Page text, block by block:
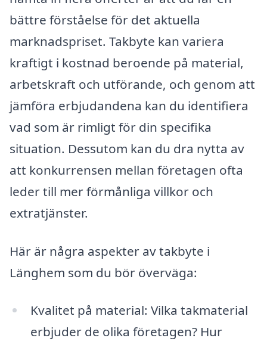
bättre förståelse för det aktuella
marknadspriset. Takbyte kan variera
kraftigt i kostnad beroende på material,
arbetskraft och utförande, och genom att
jämföra erbjudandena kan du identifiera
vad som är rimligt för din specifika
situation. Dessutom kan du dra nytta av
att konkurrensen mellan företagen ofta
leder till mer förmånliga villkor och
extratjänster.
Här är några aspekter av takbyte i
Länghem som du bör överväga:
Kvalitet på material: Vilka takmaterial
erbjuder de olika företagen? Hur